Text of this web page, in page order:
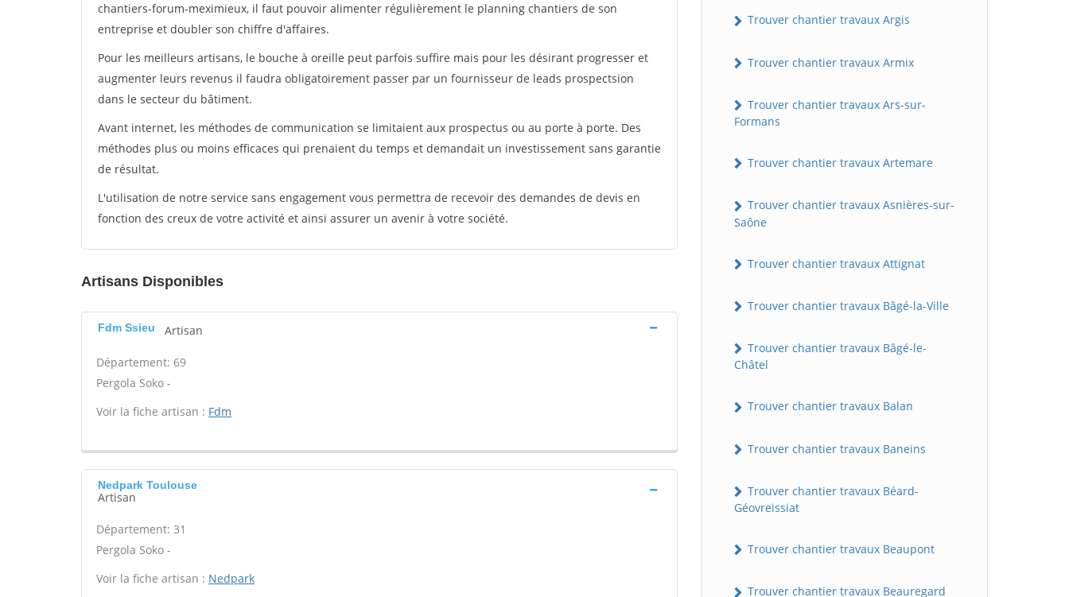
chantiers-forum-meximieux, il faut pouvoir alimenter régulièrement le planning chantiers de son
entreprise et doubler son chiffre d'affaires.
Pour les meilleurs artisans, le bouche à oreille peut parfois suffire mais pour les désirant progresser et
augmenter leurs revenus il faudra obligatoirement passer par un fournisseur de leads prospectsion
dans le secteur du bâtiment.
Avant internet, les méthodes de communication se limitaient aux prospectus ou au porte à porte. Des
méthodes plus ou moins efficaces qui prenaient du temps et demandait un investissement sans garantie
de résultat.
L'utilisation de notre service sans engagement vous permettra de recevoir des demandes de devis en
fonction des creux de votre activité et ainsi assurer un avenir à votre société.
Artisans Disponibles
Fdm Ssieu Artisan
Département: 69
Pergola Soko -
Voir la fiche artisan : Fdm
Nedpark Toulouse
Artisan
Département: 31
Pergola Soko -
Voir la fiche artisan : Nedpark
Trouver chantier travaux Argis
Trouver chantier travaux Armix
Trouver chantier travaux Ars-sur-
Formans
Trouver chantier travaux Artemare
Trouver chantier travaux Asnières-sur-
Saône
Trouver chantier travaux Attignat
Trouver chantier travaux Bâgé-la-Ville
Trouver chantier travaux Bâgé-le-
Châtel
Trouver chantier travaux Balan
Trouver chantier travaux Baneins
Trouver chantier travaux Béard-
Géovreissiat
Trouver chantier travaux Beaupont
Trouver chantier travaux Beauregard